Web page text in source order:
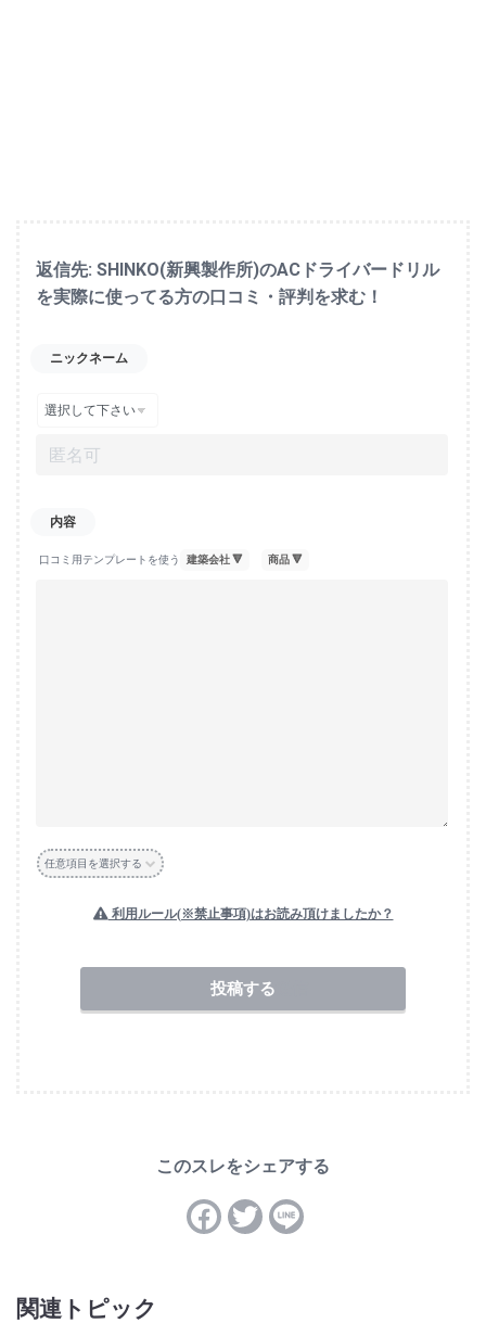
返信先: SHINKO(新興製作所)のACドライバードリル
を実際に使ってる方の口コミ・評判を求む！
ニックネーム
口コミ用テンプレートを使う
任意項目を選択する
利用ルール(※禁止事項)はお読み頂けましたか？
関連トピック